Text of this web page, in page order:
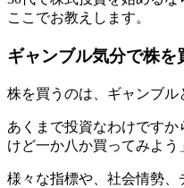
ここでお教えします。
ギャンブル気分で株を
株を買うのは、ギャンブル
あくまで投資なわけです
けど一か八か買ってみよう
様々な指標や、社会情勢